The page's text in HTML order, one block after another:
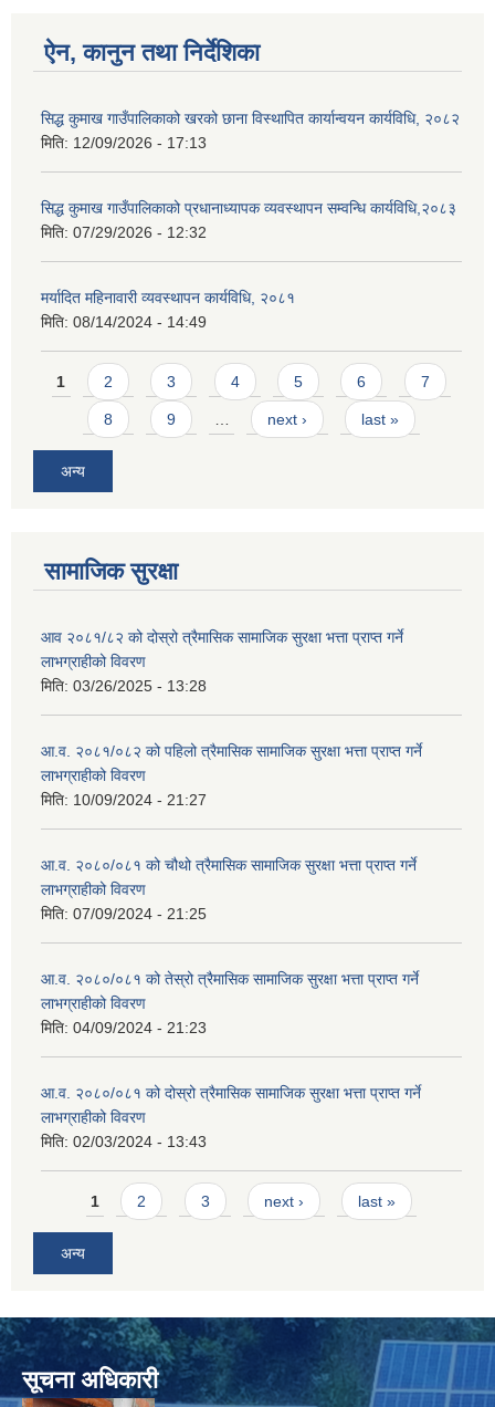
ऐन, कानुन तथा निर्देशिका
सिद्ध कुमाख गाउँपालिकाको खरको छाना विस्थापित कार्यान्वयन कार्यविधि, २०८२
मिति: 12/09/2026 - 17:13
सिद्ध कुमाख गाउँपालिकाको प्रधानाध्यापक व्यवस्थापन सम्वन्धि कार्यविधि,२०८३
मिति: 07/29/2026 - 12:32
मर्यादित महिनावारी व्यवस्थापन कार्यविधि, २०८१
मिति: 08/14/2024 - 14:49
Pages
1 2 3 4 5 6 7
8 9 … next › last »
अन्य
सामाजिक सुरक्षा
आव २०८१/८२ को दोस्रो त्रैमासिक सामाजिक सुरक्षा भत्ता प्राप्त गर्ने
लाभग्राहीको विवरण
मिति: 03/26/2025 - 13:28
आ.व. २०८१/०८२ को पहिलो त्रैमासिक सामाजिक सुरक्षा भत्ता प्राप्त गर्ने
लाभग्राहीको विवरण
मिति: 10/09/2024 - 21:27
आ.व. २०८०/०८१ को चौथो त्रैमासिक सामाजिक सुरक्षा भत्ता प्राप्त गर्ने
लाभग्राहीको विवरण
मिति: 07/09/2024 - 21:25
आ.व. २०८०/०८१ को तेस्रो त्रैमासिक सामाजिक सुरक्षा भत्ता प्राप्त गर्ने
लाभग्राहीको विवरण
मिति: 04/09/2024 - 21:23
आ.व. २०८०/०८१ को दोस्रो त्रैमासिक सामाजिक सुरक्षा भत्ता प्राप्त गर्ने
लाभग्राहीको विवरण
मिति: 02/03/2024 - 13:43
Pages
1 2 3 next › last »
अन्य
सूचना अधिकारी